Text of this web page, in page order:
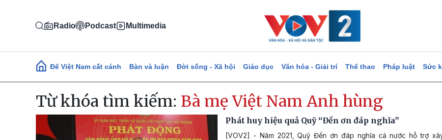
Radio Podcast Multimedia
Main navigation
Để Việt Nam cất cánh Bàn và luận Đời sống - Xã hội Giáo dục Văn hóa - Giải trí Thể thao Pháp luật Sức
Từ khóa tìm kiếm: Bà mẹ Việt Nam Anh hùng
Phát huy hiệu quả Quỹ “Đền ơn đáp nghĩa”
[VOV2] - Năm 2021, Quỹ Đền ơn đáp nghĩa cả nước hỗ trợ